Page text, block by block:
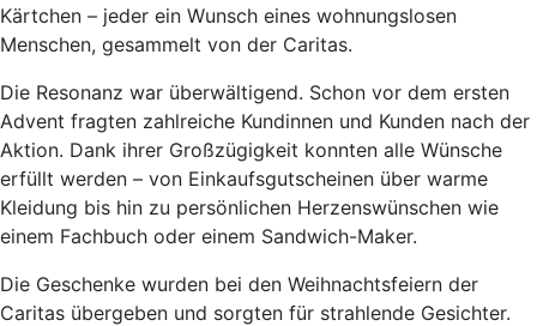
Kärtchen – jeder ein Wunsch eines wohnungslosen
Menschen, gesammelt von der Caritas.
Die Resonanz war überwältigend. Schon vor dem ersten
Advent fragten zahlreiche Kundinnen und Kunden nach der
Aktion. Dank ihrer Großzügigkeit konnten alle Wünsche
erfüllt werden – von Einkaufsgutscheinen über warme
Kleidung bis hin zu persönlichen Herzenswünschen wie
einem Fachbuch oder einem Sandwich-Maker.
Die Geschenke wurden bei den Weihnachtsfeiern der
Caritas übergeben und sorgten für strahlende Gesichter.